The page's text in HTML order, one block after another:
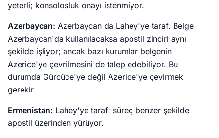
yeterli; konsolosluk onayı istenmiyor.
Azerbaycan: Azerbaycan da Lahey'ye taraf. Belge
Azerbaycan'da kullanılacaksa apostil zinciri aynı
şekilde işliyor; ancak bazı kurumlar belgenin
Azerice'ye çevrilmesini de talep edebiliyor. Bu
durumda Gürcüce'ye değil Azerice'ye çevirmek
gerekir.
Ermenistan: Lahey'ye taraf; süreç benzer şekilde
apostil üzerinden yürüyor.